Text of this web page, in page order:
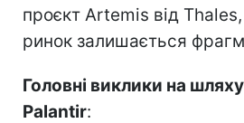
проєкт Artemis від
ринок залишається
Головні виклики на
Palantir: